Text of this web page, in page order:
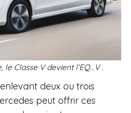
Classe V devient l’EQ…V .
deux ou trois
peut offrir ces